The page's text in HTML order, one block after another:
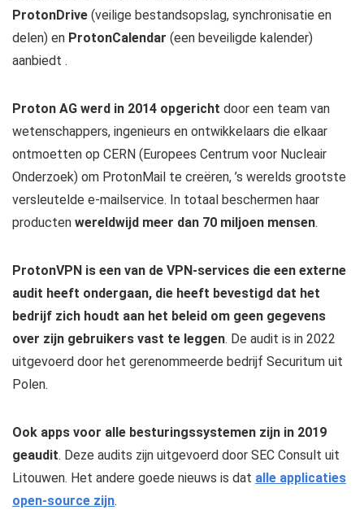
ProtonDrive (veilige bestandsopslag, synchronisatie en
delen) en ProtonCalendar (een beveiligde kalender)
aanbiedt .
Proton AG werd in 2014 opgericht door een team van
wetenschappers, ingenieurs en ontwikkelaars die elkaar
ontmoetten op CERN (Europees Centrum voor Nucleair
Onderzoek) om ProtonMail te creëren, ’s werelds grootste
versleutelde e-mailservice. In totaal beschermen haar
producten wereldwijd meer dan 70 miljoen mensen.
ProtonVPN is een van de VPN-services die een externe
audit heeft ondergaan, die heeft bevestigd dat het
bedrijf zich houdt aan het beleid om geen gegevens
over zijn gebruikers vast te leggen. De audit is in 2022
uitgevoerd door het gerenommeerde bedrijf Securitum uit
Polen.
Ook apps voor alle besturingssystemen zijn in 2019
geaudit. Deze audits zijn uitgevoerd door SEC Consult uit
Litouwen. Het andere goede nieuws is dat alle applicaties
open-source zijn.